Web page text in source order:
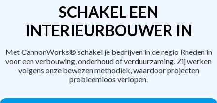
SCHAKEL EEN
INTERIEURBOUWER IN
Met CannonWorks® schakel je bedrijven in de regio Rheden in
voor een verbouwing, onderhoud of verduurzaming. Zij werken
volgens onze bewezen methodiek, waardoor projecten
probleemloos verlopen.